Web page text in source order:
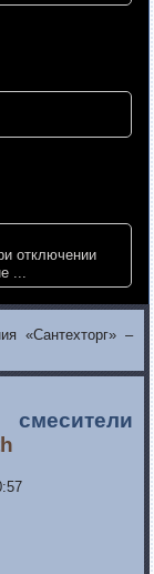
отключении
...
«Сантехторг» –